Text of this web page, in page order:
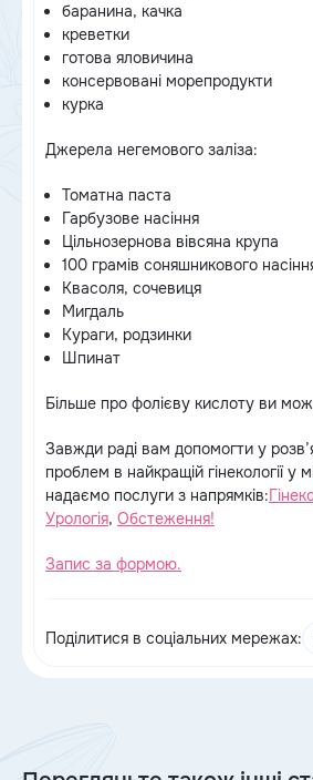
баранина, качка
креветки
готова яловичина
консервовані морепродукти
курка
Джерела негемового заліза:
Томатна паста
Гарбузове насіння
Цільнозернова вівсяна крупа
100 грамів соняшникового
Квасоля, сочевиця
Мигдаль
Кураги, родзинки
Шпинат
Більше про фолієву кислоту ви
Завжди раді вам допомогти у
проблем в найкращій гінекології у
надаємо послуги з напрямків:
Урологія, Обстеження!
Запис за формою.
Поділитися в соціальних мережах: